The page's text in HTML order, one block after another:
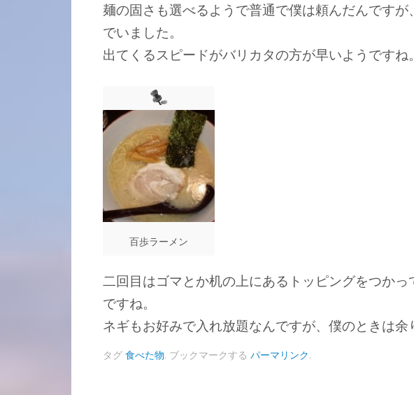
麺の固さも選べるようで普通で僕は頼んだんです
でいました。
出てくるスピードがバリカタの方が早いようですね。
百歩ラーメン
二回目はゴマとか机の上にあるトッピングをつか
ですね。
ネギもお好みで入れ放題なんですが、僕のときは
タグ 食べた物. ブックマークする パーマリンク.